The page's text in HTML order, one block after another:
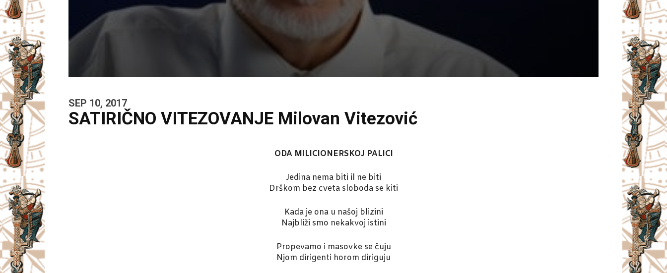
SEP 10, 2017
SATIRIČNO VITEZOVANJE Milovan Vitezović
ODA MILICIONERSKOJ PALICI
Jedina nema biti il ne biti
Drškom bez cveta sloboda se kiti
Kada je ona u našoj blizini
Najbliži smo nekakvoj istini
Propevamo i masovke se čuju
Njom dirigenti horom diriguju